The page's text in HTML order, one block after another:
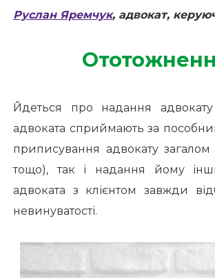
Руслан Яремчук, адвокат,
Йдеться про надання
адвоката сприймають за
приписування адвокату загалом
тощо), так і надання йому
адвоката з клієнтом завжди
невинуватості.